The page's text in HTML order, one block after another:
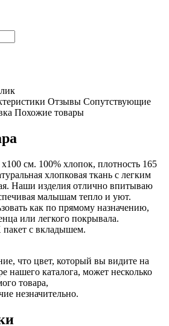
Отзывы Сопутствующие
Похожие товары
см. 100% хлопок, плотность 165
хлопковая ткань с легким
Наши изделия отлично впитываю
малышам тепло и уют.
как по прямому назначению,
или легкого покрывала.
с вкладышем.
что цвет, который вы видите на
нашего каталога, может несколько
товара,
незначительно.